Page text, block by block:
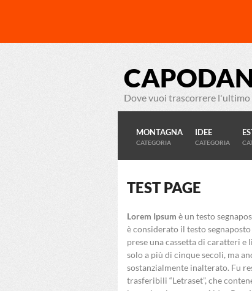
Dove vuoi trascorrere l'ultimo
MONTAGNA
CATEGORIA
IDEE
CATEGORIA
TEST PAGE
Lorem Ipsum è un testo
è considerato il testo
prese una cassetta di caratteri e
solo a più di cinque secoli, ma
sostanzialmente inalterato. Fu
trasferibili “Letraset”, che